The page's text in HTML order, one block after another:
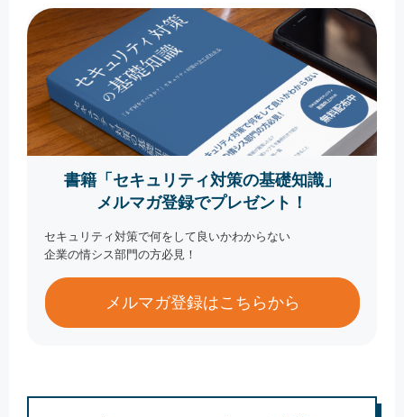
書籍「セキュリティ対策の基礎知識」
メルマガ登録でプレゼント！
セキュリティ対策で何をして良いかわからない
企業の情シス部門の方必見！
メルマガ登録はこちらから